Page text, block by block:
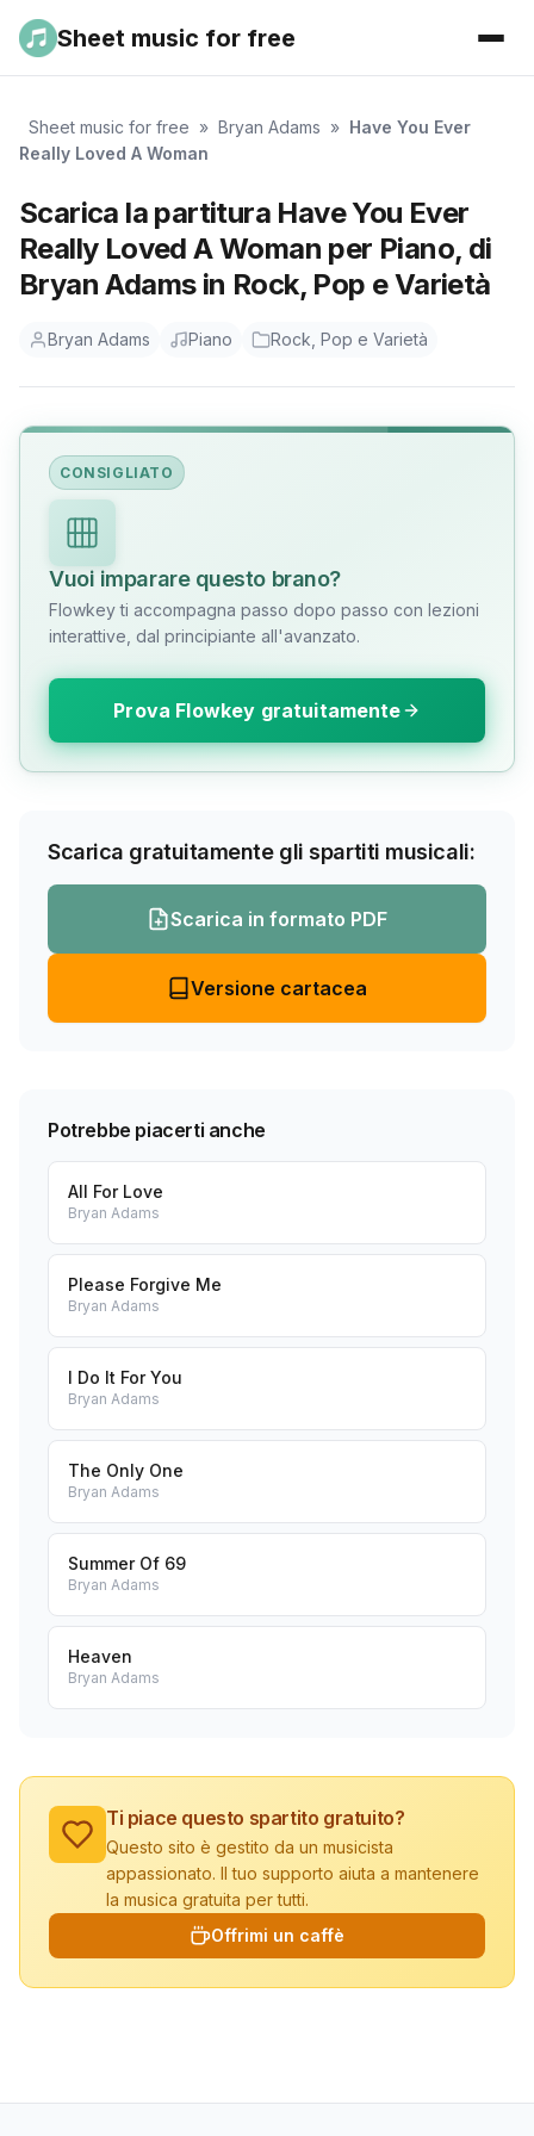
Sheet music for free
Sheet music for free » Bryan Adams » Have You Ever
Really Loved A Woman
Scarica la partitura Have You Ever
Really Loved A Woman per Piano, di
Bryan Adams in Rock, Pop e Varietà
Bryan Adams Piano Rock, Pop e Varietà
CONSIGLIATO
Vuoi imparare questo brano?
Flowkey ti accompagna passo dopo passo con lezioni
interattive, dal principiante all'avanzato.
Prova Flowkey gratuitamente
Scarica gratuitamente gli spartiti musicali:
Scarica in formato PDF
Versione cartacea
Potrebbe piacerti anche
All For Love
Bryan Adams
Please Forgive Me
Bryan Adams
I Do It For You
Bryan Adams
The Only One
Bryan Adams
Summer Of 69
Bryan Adams
Heaven
Bryan Adams
Ti piace questo spartito gratuito?
Questo sito è gestito da un musicista
appassionato. Il tuo supporto aiuta a mantenere
la musica gratuita per tutti.
Offrimi un caffè